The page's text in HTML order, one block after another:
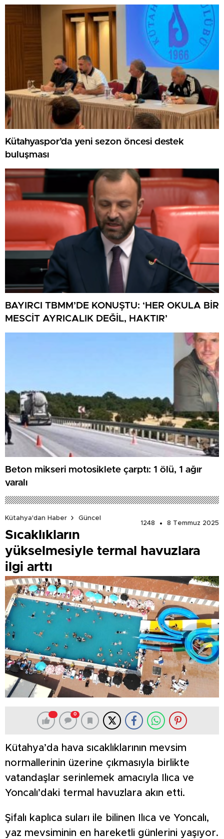
GAZİLERİ AĞIRLADI
Kütahyaspor’da yeni sezon öncesi destek
buluşması
BAYIRCI TBMM’DE KONUŞTU: ‘HER OKULA BİR
MESCİT AYRICALIK DEĞİL, HAKTIR’
Beton mikseri motosiklete çarptı: 1 ölü, 1 ağır
yaralı
Kütahya'dan Haber
Güncel
1248
8 Temmuz 2025
Sıcaklıkların
yükselmesiyle termal havuzlara
ilgi arttı
0
Kütahya’da hava sıcaklıklarının mevsim
normallerinin üzerine çıkmasıyla birlikte
vatandaşlar serinlemek amacıyla Ilıca ve
Yoncalı’daki termal havuzlara akın etti.
Şifalı kaplıca suları ile bilinen Ilıca ve Yoncalı,
yaz mevsiminin en hareketli günlerini yaşıyor.